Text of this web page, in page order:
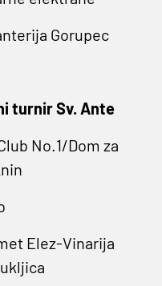
Gorupec
turnir Sv. Ante
No.1/Dom za
Elez-Vinarija